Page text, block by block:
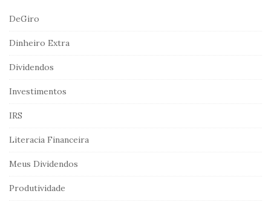
c
f
r
:
DeGiro
Dinheiro Extra
Dividendos
Investimentos
IRS
Literacia Financeira
Meus Dividendos
Produtividade